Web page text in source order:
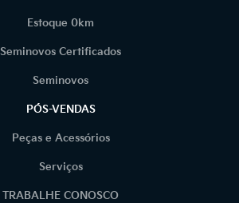
Estoque 0km
Seminovos Certificados
Seminovos
PÓS-VENDAS
Peças e Acessórios
Serviços
TRABALHE CONOSCO